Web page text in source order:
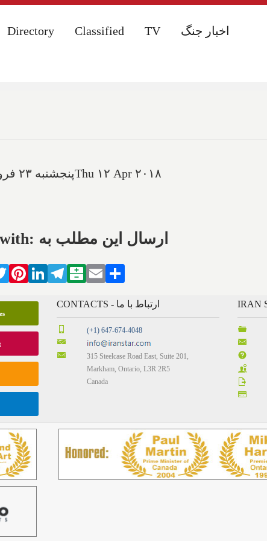
Directory Classified TV اخبار جنگ Directory Classified TV اخبار جنگ
پنجشنبه ۲۳ فروردین ماه ۱۳۹۷Thu ۱۲ Apr ۲۰۱۸
Share this with: ارسال این مطلب به
TwitterPinterestLinkedIn
Telegram
Balatarin
Email
CONTACTS - ارتباط با ما
(+1) 647-674-4048
315 Steelcase Road East, Suite 201,
Markham, Ontario, L3R 2R5
Canada